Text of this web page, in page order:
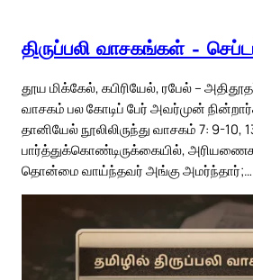
திருப்பலி வாசகங்கள் –
தூய மிக்கேல், கபிரியேல், ரபேல் –
வாசகம் பல கோடிப் பேர் அவர்முன்
தானியேல் நூலிலிருந்து வாசகம் 7: 9-10,
பார்த்துக்கொண்டிருக்கையில்,
தொன்மை வாய்ந்தவர் அங்கு அமர்ந்தார்;…